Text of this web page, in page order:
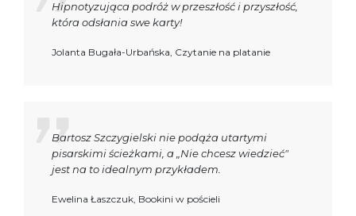
Hipnotyzująca podróż w przeszłość i przyszłość,
która odsłania swe karty!
Jolanta Bugała-Urbańska, Czytanie na platanie
Bartosz Szczygielski nie podąża utartymi
pisarskimi ścieżkami, a „Nie chcesz wiedzieć"
jest na to idealnym przykładem.
Ewelina Łaszczuk, Bookini w pościeli